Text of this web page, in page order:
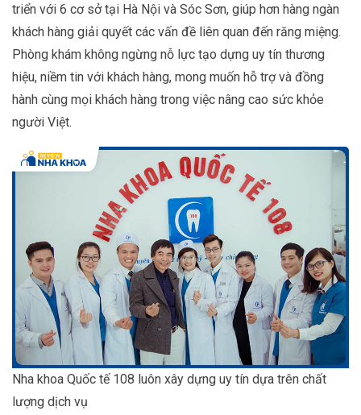
triển với 6 cơ sở tại Hà Nội và Sóc Sơn, giúp hơn hàng ngàn
khách hàng giải quyết các vấn đề liên quan đến răng miệng.
Phòng khám không ngừng nỗ lực tạo dựng uy tín thương
hiệu, niềm tin với khách hàng, mong muốn hỗ trợ và đồng
hành cùng mọi khách hàng trong việc nâng cao sức khỏe
người Việt.
Nha khoa Quốc tế 108 luôn xây dựng uy tín dựa trên chất
lượng dịch vụ